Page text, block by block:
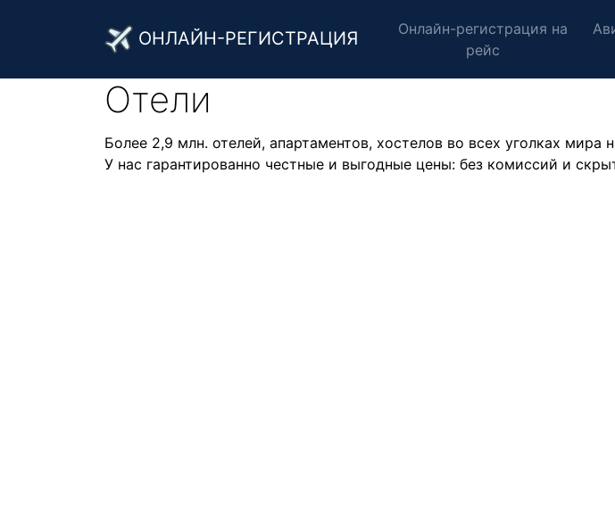
ОНЛАЙН-РЕГИСТРАЦИЯ
Онлайн-регистрация на
рейс
Отели
Более 2,9 млн. отелей, апартаментов, хостелов во всех уголках мира
У нас гарантированно честные и выгодные цены: без комиссий и